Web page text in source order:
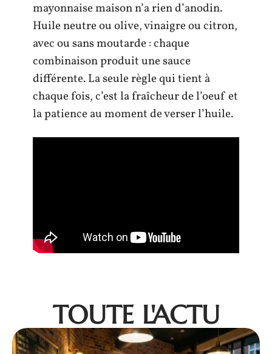
mayonnaise maison n’a rien d’anodin.
Huile neutre ou olive, vinaigre ou citron,
avec ou sans moutarde : chaque
combinaison produit une sauce
différente. La seule règle qui tient à
chaque fois, c’est la fraîcheur de l’oeuf et
la patience au moment de verser l’huile.
TOUTE L'ACTU